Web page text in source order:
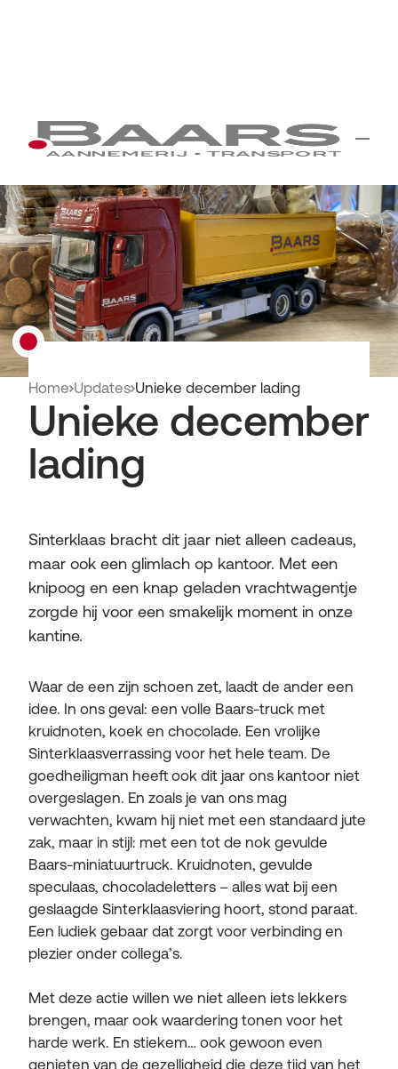
Home Updates Unieke december lading
Unieke december
lading
Sinterklaas bracht dit jaar niet alleen cadeaus,
maar ook een glimlach op kantoor. Met een
knipoog en een knap geladen vrachtwagentje
zorgde hij voor een smakelijk moment in onze
kantine.
Waar de een zijn schoen zet, laadt de ander een
idee. In ons geval: een volle Baars-truck met
kruidnoten, koek en chocolade. Een vrolijke
Sinterklaasverrassing voor het hele team. De
goedheiligman heeft ook dit jaar ons kantoor niet
overgeslagen. En zoals je van ons mag
verwachten, kwam hij niet met een standaard jute
zak, maar in stijl: met een tot de nok gevulde
Baars-miniatuurtruck. Kruidnoten, gevulde
speculaas, chocoladeletters – alles wat bij een
geslaagde Sinterklaasviering hoort, stond paraat.
Een ludiek gebaar dat zorgt voor verbinding en
plezier onder collega’s.
Met deze actie willen we niet alleen iets lekkers
brengen, maar ook waardering tonen voor het
harde werk. En stiekem… ook gewoon even
genieten van de gezelligheid die deze tijd van het